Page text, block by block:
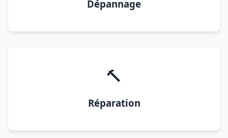
Dépannage
🔨
Réparation